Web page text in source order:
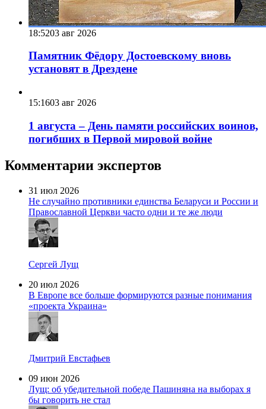
18:5203 авг 2026
Памятник Фёдору Достоевскому вновь
установят в Дрездене
15:1603 авг 2026
1 августа – День памяти российских воинов,
погибших в Первой мировой войне
Комментарии экспертов
31 июл 2026
Не случайно противники единства Беларуси и России и
Православной Церкви часто одни и те же люди
Сергей Лущ
20 июл 2026
В Европе все больше формируются разные понимания
«проекта Украина»
Дмитрий Евстафьев
09 июн 2026
Лущ: об убедительной победе Пашиняна на выборах я
бы говорить не стал